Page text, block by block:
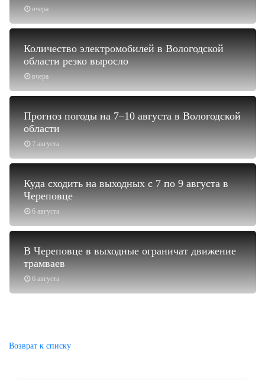
вчера
вчера
Количество электромобилей в Вологодской
области резко выросло
7 августа
Прогноз погоды на 7–10 августа в Вологодской
области
6 августа
Куда сходить на выходных с 7 по 9 августа в
Череповце
6 августа
В Череповце в выходные ограничат движение
трамваев
Возврат к списку